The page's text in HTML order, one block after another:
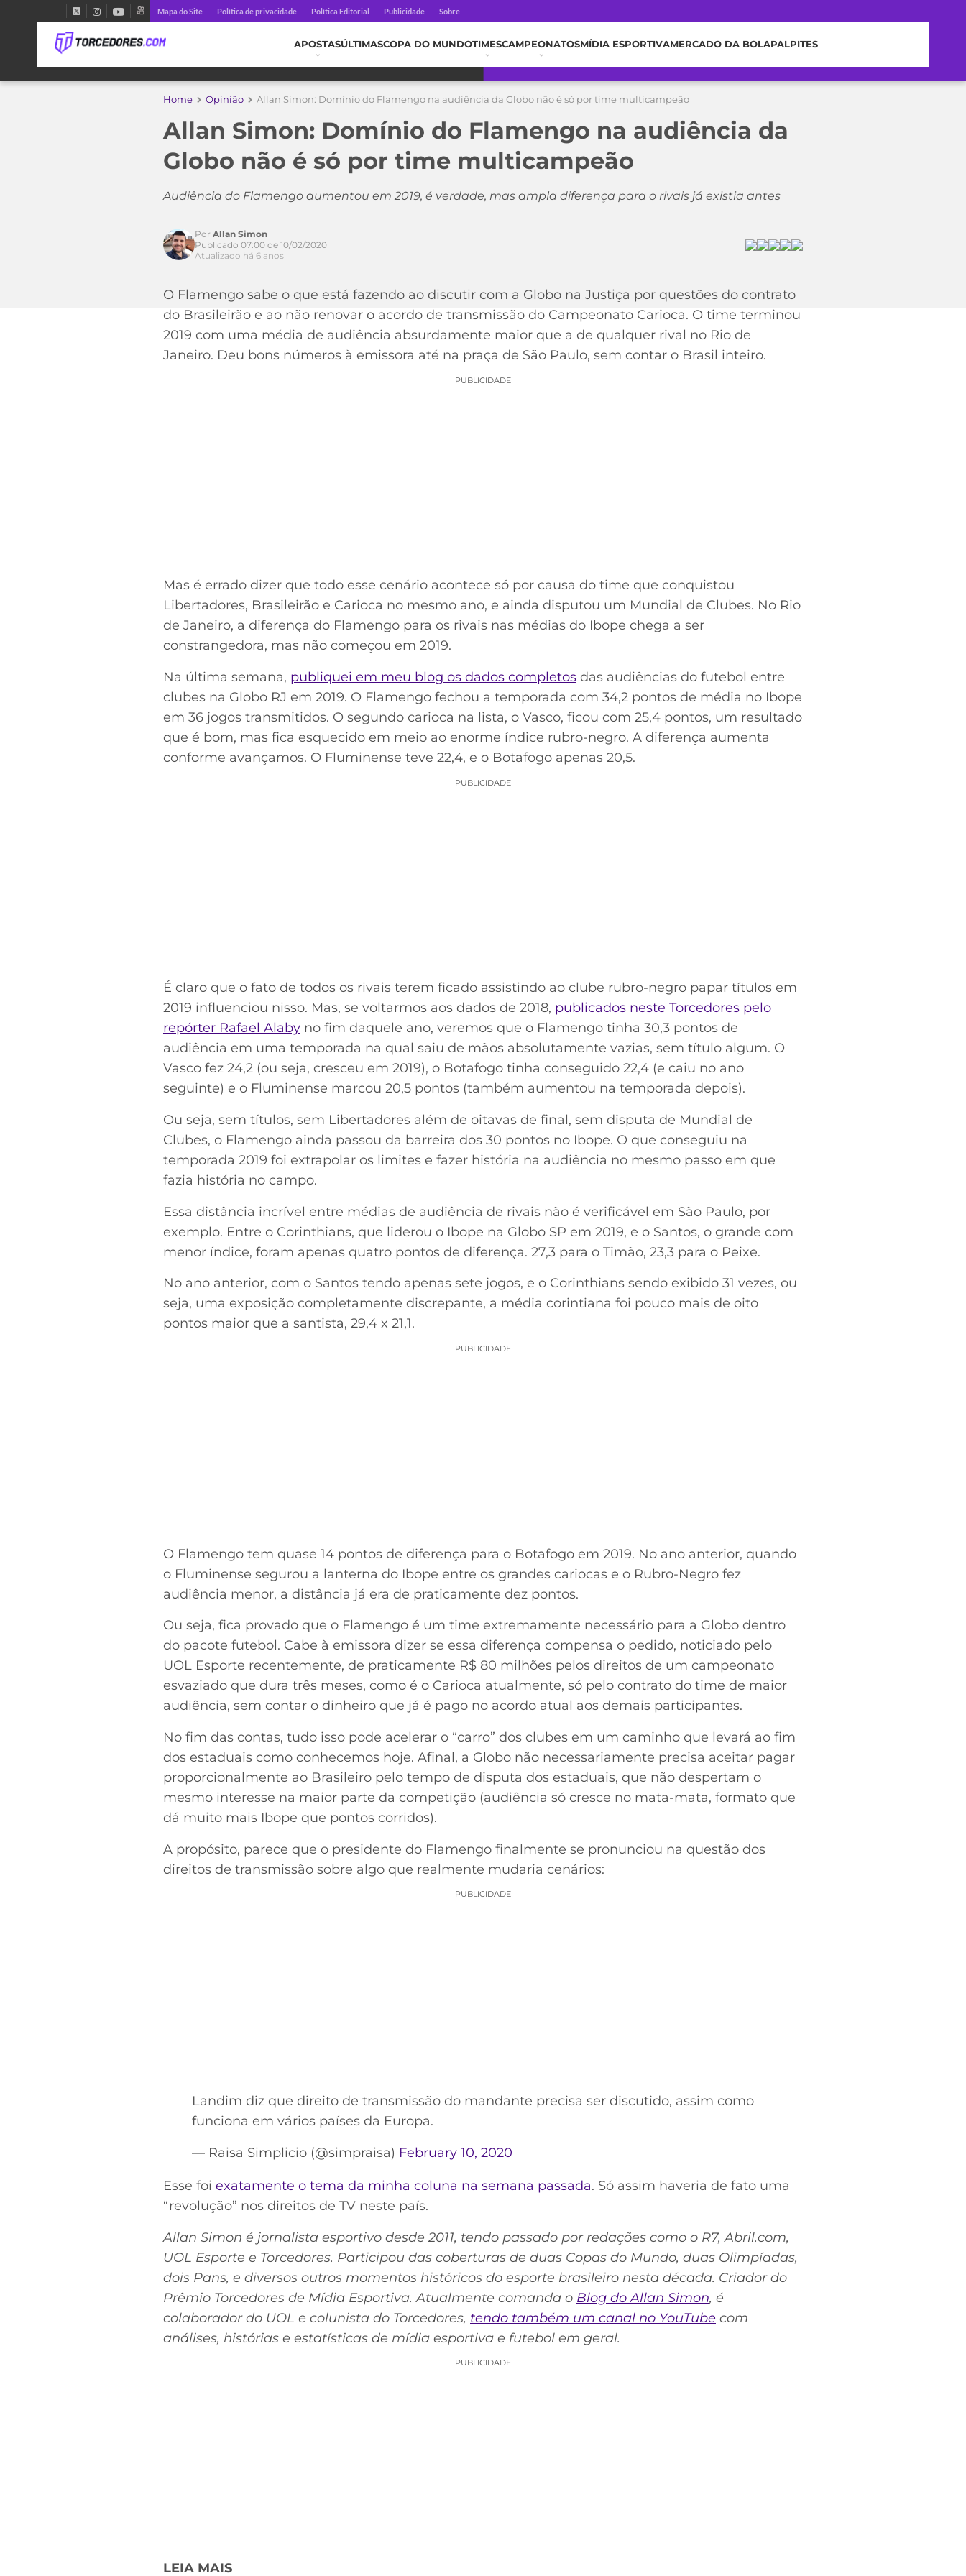
Mapa do Site Política de privacidade Política Editorial Publicidade Sobre
APOSTASÚLTIMASCOPA DO MUNDOTIMESCAMPEONATOSMÍDIA ESPORTIVAMERCADO DA BOLAPALPITES
Home Opinião Allan Simon: Domínio do Flamengo na audiência da Globo não é só por time multicampeão
Allan Simon: Domínio do Flamengo na audiência da
Globo não é só por time multicampeão
Audiência do Flamengo aumentou em 2019, é verdade, mas ampla diferença para o rivais já existia antes
Acesse o perfil do autor
Por Allan Simon
Publicado 07:00 de 10/02/2020
Atualizado há 6 anos
O Flamengo sabe o que está fazendo ao discutir com a Globo na Justiça por questões do contrato
do Brasileirão e ao não renovar o acordo de transmissão do Campeonato Carioca. O time terminou
2019 com uma média de audiência absurdamente maior que a de qualquer rival no Rio de
Janeiro. Deu bons números à emissora até na praça de São Paulo, sem contar o Brasil inteiro.
PUBLICIDADE
Mas é errado dizer que todo esse cenário acontece só por causa do time que conquistou
Libertadores, Brasileirão e Carioca no mesmo ano, e ainda disputou um Mundial de Clubes. No Rio
de Janeiro, a diferença do Flamengo para os rivais nas médias do Ibope chega a ser
constrangedora, mas não começou em 2019.
Na última semana, publiquei em meu blog os dados completos das audiências do futebol entre
clubes na Globo RJ em 2019. O Flamengo fechou a temporada com 34,2 pontos de média no Ibope
em 36 jogos transmitidos. O segundo carioca na lista, o Vasco, ficou com 25,4 pontos, um resultado
que é bom, mas fica esquecido em meio ao enorme índice rubro-negro. A diferença aumenta
conforme avançamos. O Fluminense teve 22,4, e o Botafogo apenas 20,5.
PUBLICIDADE
É claro que o fato de todos os rivais terem ficado assistindo ao clube rubro-negro papar títulos em
2019 influenciou nisso. Mas, se voltarmos aos dados de 2018, publicados neste Torcedores pelo
repórter Rafael Alaby no fim daquele ano, veremos que o Flamengo tinha 30,3 pontos de
audiência em uma temporada na qual saiu de mãos absolutamente vazias, sem título algum. O
Vasco fez 24,2 (ou seja, cresceu em 2019), o Botafogo tinha conseguido 22,4 (e caiu no ano
seguinte) e o Fluminense marcou 20,5 pontos (também aumentou na temporada depois).
Ou seja, sem títulos, sem Libertadores além de oitavas de final, sem disputa de Mundial de
Clubes, o Flamengo ainda passou da barreira dos 30 pontos no Ibope. O que conseguiu na
temporada 2019 foi extrapolar os limites e fazer história na audiência no mesmo passo em que
fazia história no campo.
Essa distância incrível entre médias de audiência de rivais não é verificável em São Paulo, por
exemplo. Entre o Corinthians, que liderou o Ibope na Globo SP em 2019, e o Santos, o grande com
menor índice, foram apenas quatro pontos de diferença. 27,3 para o Timão, 23,3 para o Peixe.
No ano anterior, com o Santos tendo apenas sete jogos, e o Corinthians sendo exibido 31 vezes, ou
seja, uma exposição completamente discrepante, a média corintiana foi pouco mais de oito
pontos maior que a santista, 29,4 x 21,1.
PUBLICIDADE
O Flamengo tem quase 14 pontos de diferença para o Botafogo em 2019. No ano anterior, quando
o Fluminense segurou a lanterna do Ibope entre os grandes cariocas e o Rubro-Negro fez
audiência menor, a distância já era de praticamente dez pontos.
Ou seja, fica provado que o Flamengo é um time extremamente necessário para a Globo dentro
do pacote futebol. Cabe à emissora dizer se essa diferença compensa o pedido, noticiado pelo
UOL Esporte recentemente, de praticamente R$ 80 milhões pelos direitos de um campeonato
esvaziado que dura três meses, como é o Carioca atualmente, só pelo contrato do time de maior
audiência, sem contar o dinheiro que já é pago no acordo atual aos demais participantes.
No fim das contas, tudo isso pode acelerar o “carro” dos clubes em um caminho que levará ao fim
dos estaduais como conhecemos hoje. Afinal, a Globo não necessariamente precisa aceitar pagar
proporcionalmente ao Brasileiro pelo tempo de disputa dos estaduais, que não despertam o
mesmo interesse na maior parte da competição (audiência só cresce no mata-mata, formato que
dá muito mais Ibope que pontos corridos).
A propósito, parece que o presidente do Flamengo finalmente se pronunciou na questão dos
direitos de transmissão sobre algo que realmente mudaria cenários:
PUBLICIDADE
Landim diz que direito de transmissão do mandante precisa ser discutido, assim como
funciona em vários países da Europa.
— Raisa Simplicio (@simpraisa) February 10, 2020
Esse foi exatamente o tema da minha coluna na semana passada. Só assim haveria de fato uma
“revolução” nos direitos de TV neste país.
Allan Simon é jornalista esportivo desde 2011, tendo passado por redações como o R7, Abril.com,
UOL Esporte e Torcedores. Participou das coberturas de duas Copas do Mundo, duas Olimpíadas,
dois Pans, e diversos outros momentos históricos do esporte brasileiro nesta década. Criador do
Prêmio Torcedores de Mídia Esportiva. Atualmente comanda o Blog do Allan Simon, é
colaborador do UOL e colunista do Torcedores, tendo também um canal no YouTube com
análises, histórias e estatísticas de mídia esportiva e futebol em geral.
PUBLICIDADE
LEIA MAIS